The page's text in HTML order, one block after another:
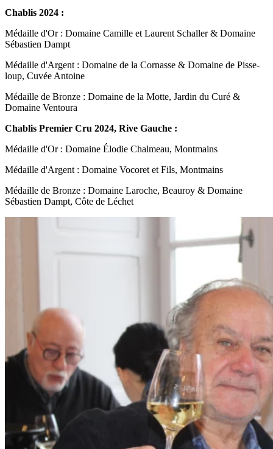
Chablis 2024 :
Médaille d'Or : Domaine Camille et Laurent Schaller & Domaine
Sébastien Dampt
Médaille d'Argent : Domaine de la Cornasse & Domaine de Pisse-
loup, Cuvée Antoine
Médaille de Bronze : Domaine de la Motte, Jardin du Curé &
Domaine Ventoura
Chablis Premier Cru 2024, Rive Gauche :
Médaille d'Or : Domaine Élodie Chalmeau, Montmains
Médaille d'Argent : Domaine Vocoret et Fils, Montmains
Médaille de Bronze : Domaine Laroche, Beauroy & Domaine
Sébastien Dampt, Côte de Léchet